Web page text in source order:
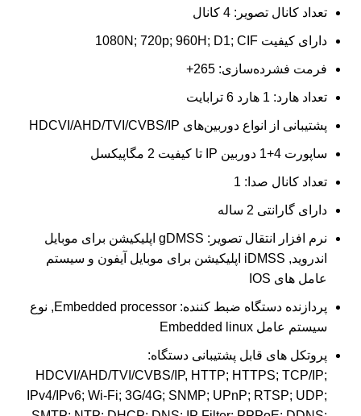
تعداد کانال تصویر: 4 کانال
دارای کیفیت 1080N; 720p; 960H; D1; CIF
فرمت فشرده‌سازی: 265+
تعداد هارد: 1 هارد 6 ترابایت
پشتیبانی از انواع دوربین‌های HDCVI/AHD/TVI/CVBS/IP
ساپورت 4+1 دوربین IP تا کیفیت 2 مگاپیکسل
تعداد کانال صدا: 1
دارای گارانتی 2 ساله
نرم افزار انتقال تصویر:
gDMSS اپلیکیشن برای موبایل
اندروید, iDMSS اپلیکیشن برای موبایل آیفون و سیستم
عامل های IOS
پردازنده دستگاه ضبط کننده: Embedded processor, نوع
سیستم عامل Embedded linux
پروتکل های قابل پشتیبانی دستگاه:
HDCVI/AHD/TVI/CVBS/IP, HTTP; HTTPS; TCP/IP;
IPv4/IPv6; Wi-Fi; 3G/4G; SNMP; UPnP; RTSP; UDP;